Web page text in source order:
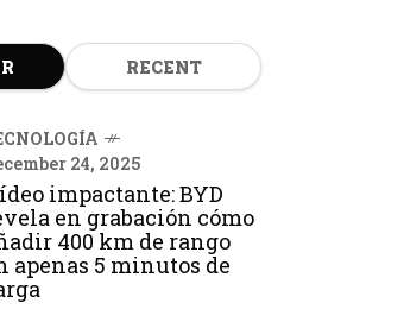
RECENT
24, 2025
impactante: BYD
en grabación cómo
400 km de rango
apenas 5 minutos de